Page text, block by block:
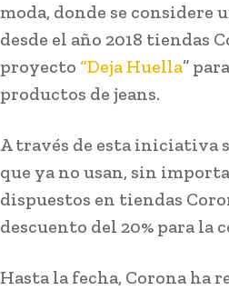
moda, donde se considere
desde el año 2018 tiendas
proyecto “Deja Huella”
productos de jeans.
A través de esta iniciativa
que ya no usan, sin
dispuestos en tiendas
descuento del 20% para la
Hasta la fecha, Corona ha